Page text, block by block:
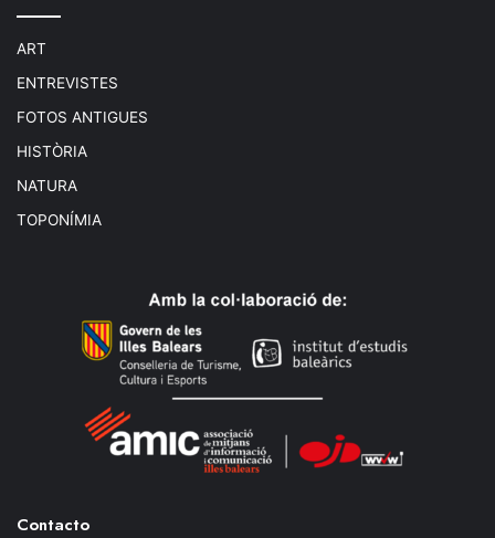
ART
ENTREVISTES
FOTOS ANTIGUES
HISTÒRIA
NATURA
TOPONÍMIA
Contacto